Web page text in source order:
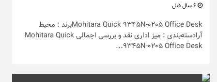
Mohitara Quick 9345N-0205 Office Deskبرند : محیط
آرادسته‌بندی : میز اداری نقد و بررسی اجمالی Mohitara Quick
9345N-0205 Office Desk...